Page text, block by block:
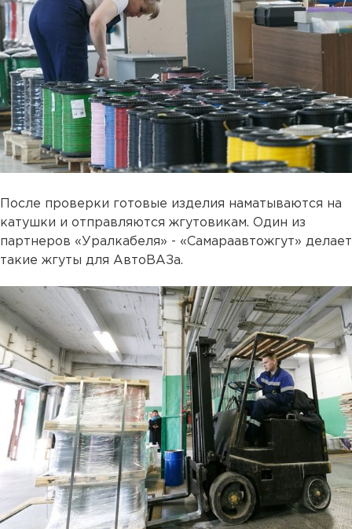
После проверки готовые изделия наматываются на
катушки и отправляются жгутовикам. Один из
партнеров «Уралкабеля» - «Самараавтожгут» делает
такие жгуты для АвтоВАЗа.